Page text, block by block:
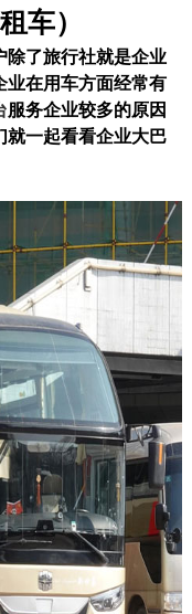
车）
了旅行社就是企业
业在用车方面经常有
服务企业较多的原因
一起看看企业大巴